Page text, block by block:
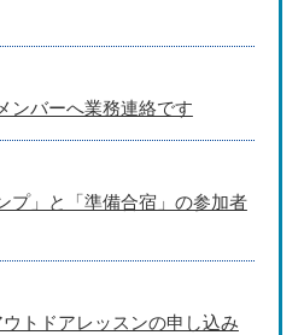
ンバーへ業務連絡です
プ」と「準備合宿」の参加者
ウトドアレッスンの申し込み